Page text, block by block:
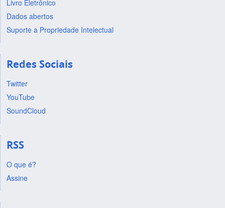
Livro Eletrônico
Dados abertos
Suporte a Propriedade Intelectual
Redes Sociais
Twitter
YouTube
SoundCloud
RSS
O que é?
Assine